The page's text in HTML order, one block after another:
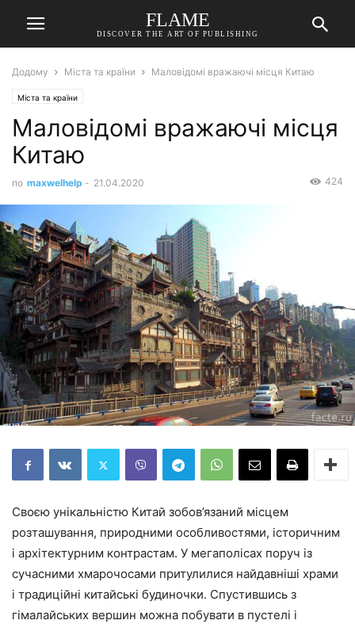
FLAME
DISCOVER THE ART OF PUBLISHING
Додому Міста та країни Маловідомі вражаючі місця Китаю
Міста та країни
Маловідомі вражаючі місця
Китаю
по maxwelhelp - 21.04.2020 424
Своєю унікальністю Китай зобов’язаний місцем
розташування, природними особливостями, історичним
і архітектурним контрастам. У мегаполісах поруч із
сучасними хмарочосами притулилися найдавніші храми
і традиційні китайські будиночки. Спустившись з
гімалайських вершин можна побувати в пустелі і